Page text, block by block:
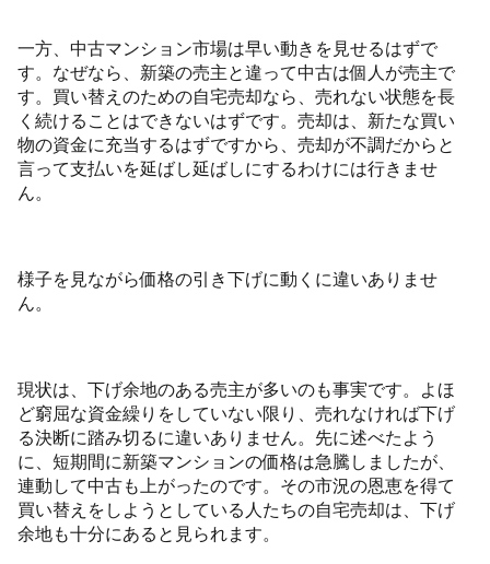
一方、中古マンション市場は早い動きを見せるはずで
す。なぜなら、新築の売主と違って中古は個人が売主で
す。買い替えのための自宅売却なら、売れない状態を長
く続けることはできないはずです。売却は、新たな買い
物の資金に充当するはずですから、売却が不調だからと
言って支払いを延ばし延ばしにするわけには行きませ
ん。
様子を見ながら価格の引き下げに動くに違いありませ
ん。
現状は、下げ余地のある売主が多いのも事実です。よほ
ど窮屈な資金繰りをしていない限り、売れなければ下げ
る決断に踏み切るに違いありません。先に述べたよう
に、短期間に新築マンションの価格は急騰しましたが、
連動して中古も上がったのです。その市況の恩恵を得て
買い替えをしようとしている人たちの自宅売却は、下げ
余地も十分にあると見られます。